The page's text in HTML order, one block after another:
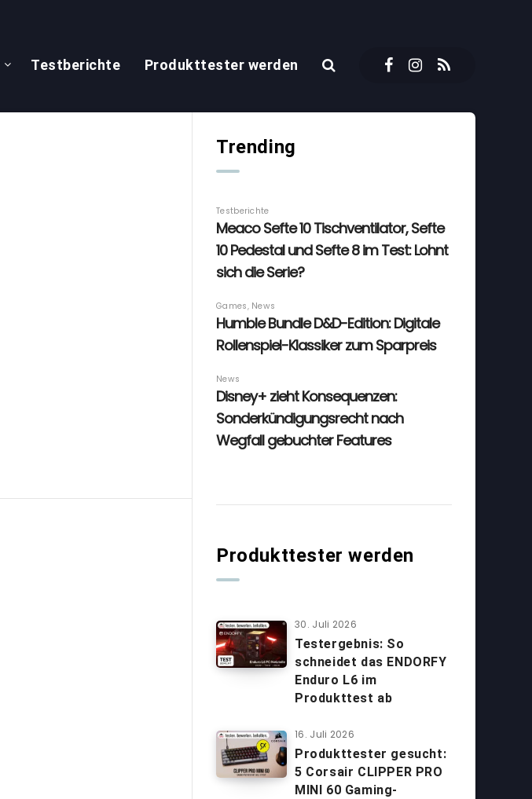
Testberichte Produkttester werden
Trending
Produkttester werden
30. Juli 2026
Testergebnis: So
schneidet das ENDORFY
Enduro L6 im
Produkttest ab
16. Juli 2026
Produkttester gesucht:
5 Corsair CLIPPER PRO
MINI 60 Gaming-